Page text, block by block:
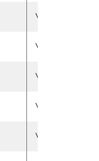
Vasen
Vasen
Vasen
Vasen
Vasen